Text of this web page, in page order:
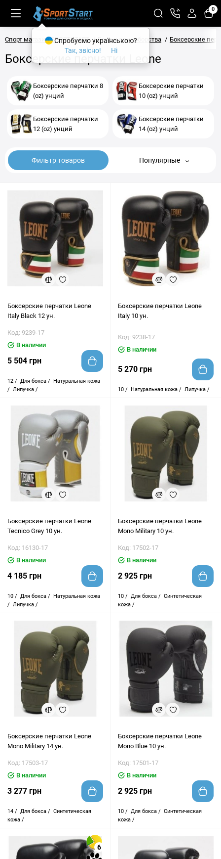
0
Спорт магазин SPORTSTART Бокс и единоборства Боксерские
Боксерские перчатки Leone
Боксерские перчатки 8
(oz) унций
Боксерские перчатки
10 (oz) унций
Боксерские перчатки
12 (oz) унций
Боксерские перчатки
14 (oz) унций
Фильтр товаров Популярные
Боксерские перчатки Leone
Italy Black 12 ун.
Код: 9239-17
В наличии
5 504 грн
12 / Для бокса / Натуральная кожа
/ Липучка /
Боксерские перчатки Leone
Italy 10 ун.
Код: 9238-17
В наличии
5 270 грн
10 / Натуральная кожа / Липучка /
Боксерские перчатки Leone
Tecnico Grey 10 ун.
Код: 16130-17
В наличии
4 185 грн
10 / Для бокса / Натуральная кожа
/ Липучка /
Боксерские перчатки Leone
Mono Military 10 ун.
Код: 17502-17
В наличии
2 925 грн
10 / Для бокса / Синтетическая
кожа /
Боксерские перчатки Leone
Mono Military 14 ун.
Код: 17503-17
В наличии
3 277 грн
14 / Для бокса / Синтетическая
кожа /
Боксерские перчатки Leone
Mono Blue 10 ун.
Код: 17501-17
В наличии
2 925 грн
10 / Для бокса / Синтетическая
кожа /
6
Спробуємо українською?
Так, звісно!
Ні